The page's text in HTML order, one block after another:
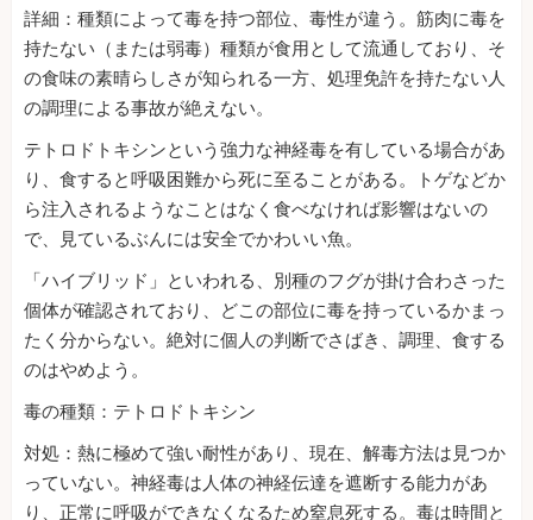
詳細：種類によって毒を持つ部位、毒性が違う。筋肉に毒を
持たない（または弱毒）種類が食用として流通しており、そ
の食味の素晴らしさが知られる一方、処理免許を持たない人
の調理による事故が絶えない。
テトロドトキシンという強力な神経毒を有している場合があ
り、食すると呼吸困難から死に至ることがある。トゲなどか
ら注入されるようなことはなく食べなければ影響はないの
で、見ているぶんには安全でかわいい魚。
「ハイブリッド」といわれる、別種のフグが掛け合わさった
個体が確認されており、どこの部位に毒を持っているかまっ
たく分からない。絶対に個人の判断でさばき、調理、食する
のはやめよう。
毒の種類：テトロドトキシン
対処：熱に極めて強い耐性があり、現在、解毒方法は見つか
っていない。神経毒は人体の神経伝達を遮断する能力があ
り、正常に呼吸ができなくなるため窒息死する。毒は時間と